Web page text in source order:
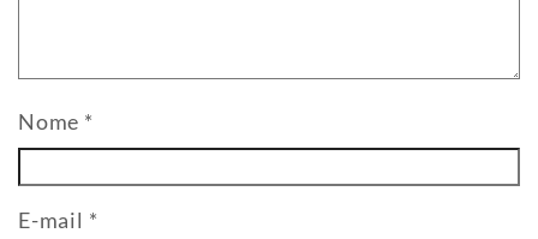
Nome *
E-mail *